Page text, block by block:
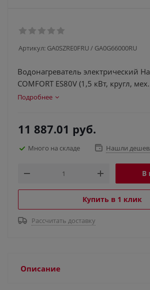
Артикул: GA0SZRE0FRU / GA0G66000RU
Водонагреватель электрический
COMFORT ES80V (1,5 кВт, кругл,
Подробнее
11 887.01 руб.
Много на складе Нашли
В
Купить в 1 клик
Рассчитать доставку
Описание